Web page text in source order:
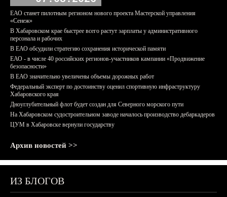
ЕАО станет пилотным регионом нового проекта Мастерской управления
«Сенеж»
В Хабаровском крае быстрее всего растут зарплаты у административного
персонала и рабочих
В ЕАО обсудили стратегию сохранения исторической памяти
ЕАО - в числе 40 российских регионов-участников кампании «Продвижение
безопасности»
В ЕАО значительно увеличены объемы дорожных работ
Федеральный эксперт по достоинству оценил спортивную инфраструктуру
Хабаровского края
Дноуглубительный флот будет создан для Северного морского пути
На Хабаровском судостроительном заводе началось производство дебаркадеров
ЦУМ в Хабаровске вернули государству
Архив новостей >>
ИЗ БЛОГОВ